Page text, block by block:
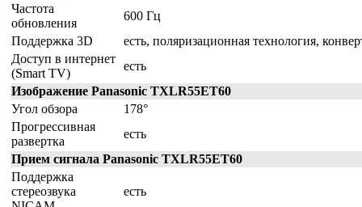
Частота
обновления
600 Гц
Поддержка 3D
есть, поляризационная технология,
Доступ в интернет
(Smart TV)
есть
Изображение Panasonic TXLR55ET60
Угол обзора
178°
Прогрессивная
развертка
есть
Прием сигнала Panasonic TXLR55ET60
Поддержка
стереозвука
есть